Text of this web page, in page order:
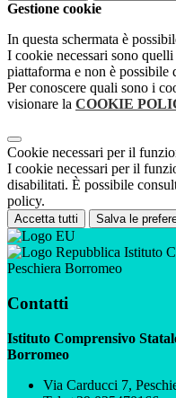
Gestione cookie
In questa schermata è
I cookie necessari sono
piattaforma e non è possibile
Per conoscere quali sono i
visionare la COOKIE
Cookie necessari per il
I cookie necessari per il
disabilitati. È possibile
policy.
Accetta tutti Salva le
Istituto
Peschiera Borromeo
Contatti
Istituto Comprensivo
Borromeo
Via Carducci 7,